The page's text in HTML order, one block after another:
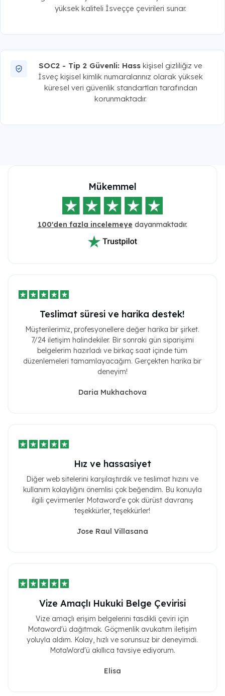
yüksek kaliteli İsveççe çevirileri sunar.
SOC2 - Tip 2 Güvenli: Hass kişisel gizliliğiz ve
İsveç kişisel kimlik numaralarınız olarak yüksek
küresel veri güvenlik standartları tarafından
korunmaktadır.
Mükemmel
100'den fazla incelemeye dayanmaktadır.
Teslimat süresi ve harika destek!
Müşterilerimiz, profesyonellere değer harika bir şirket.
7/24 iletişim halindekiler. Bir sonraki gün siparişimi
belgelerim hazırladı ve birkaç saat içinde tüm
düzenlemeleri tamamlayacağım. Gerçekten harika bir
deneyim!
Daria Mukhachova
Hız ve hassasiyet
Diğer web sitelerini karşılaştırdık ve teslimat hızını ve
kullanım kolaylığını önemlisi çok beğendim. Bu konuyla
ilgili çevirmenler Motaword'e çok dürüst davranış
teşekkürler, teşekkürler!
Jose Raul Villasana
Vize Amaçlı Hukuki Belge Çevirisi
Vize amaçlı erişim belgelerini tasdikli çeviri için
Motaword'ü dağıtmak. Göçmenlik avukatım iletişim
yoluyla aldım. Kolay, hızlı ve sorunsuz bir deneyimdi.
MotaWord'ü akıllıca tavsiye ediyorum.
Elisa